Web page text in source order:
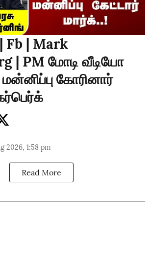
Fb | Mark
| PM மோடி வீடியோ
கோரினார்
2026, 1:58 pm
Read More